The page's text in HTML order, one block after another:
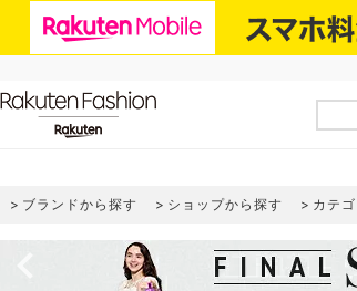
ブランドから探す ショップから探す カテ